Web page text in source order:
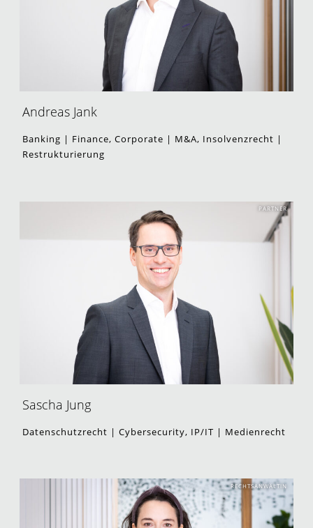
Andreas Jank
Banking | Finance, Corporate | M&A, Insolvenzrecht |
Restrukturierung
PARTNER
Sascha Jung
Datenschutzrecht | Cybersecurity, IP/IT | Medienrecht
RECHTSANWÄLTIN